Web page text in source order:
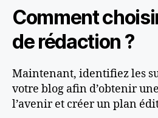
Comment
de rédaction ?
Maintenant, identifiez les
votre blog afin d’obtenir
l’avenir et créer un plan